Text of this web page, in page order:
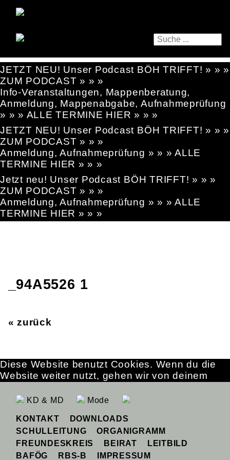
JETZT NEU! Unser Podcast BÖH TRIFFT! » » »
ZUM PODCAST » » »
Info-Veranstaltungen, Mappenberatung,
Anmeldung, Mappenabgabe, Aufnahmeprüfung
» » » ALLE TERMINE HIER » » »
JETZT NEU! Unser Podcast BÖH TRIFFT! » » »
ZUM PODCAST » » »
Anmeldung, Aufnahmeprüfung » » » ALLE
TERMINE HIER » » »
Jetzt neu! Unser Podcast BÖH TRIFFT! » » »
ZUM PODCAST » » »
Anmeldung, Aufnahmeprüfung » » » ALLE
TERMINE HIER » » »
_94A5526 1
« zurück
KD & MD Mode
KONTAKT
DOWNLOADS
SCHULLEITUNG
ORGANIGRAMM
FREUNDESKREIS
BEIRAT
LEITBILD
BAFÖG
RBS-B IMPRESSUM
Diese Website benutzt Cookies. Wenn du die
Website weiter nutzt, gehen wir von deinem